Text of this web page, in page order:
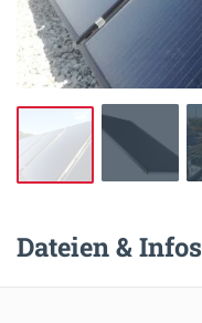
Dateien & Infos